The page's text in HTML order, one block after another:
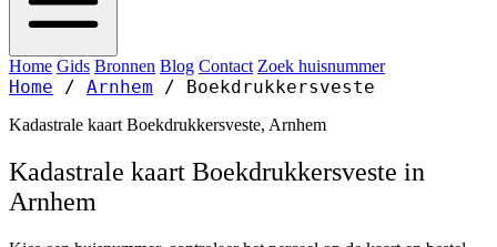
Home Gids Bronnen Blog Contact Zoek huisnummer
Home / Arnhem / Boekdrukkersveste
Kadastrale kaart Boekdrukkersveste, Arnhem
Kadastrale kaart Boekdrukkersveste in
Arnhem